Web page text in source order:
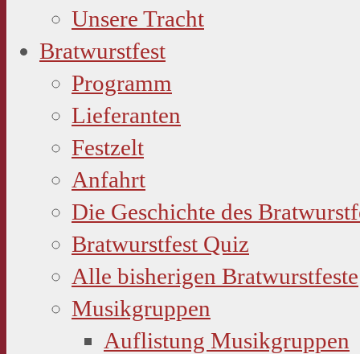
Unsere Tracht
Bratwurstfest
Programm
Lieferanten
Festzelt
Anfahrt
Die Geschichte des
Bratwurstfest Quiz
Alle bisherigen Bratwurstfeste
Musikgruppen
Auflistung Musikgruppen